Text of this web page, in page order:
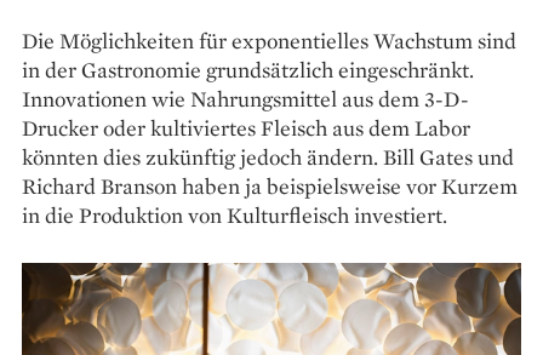
Die Möglichkeiten für exponentielles Wachstum sind
in der Gastronomie grundsätzlich eingeschränkt.
Innovationen wie Nahrungsmittel aus dem 3-D-
Drucker oder kultiviertes Fleisch aus dem Labor
könnten dies zukünftig jedoch ändern. Bill Gates und
Richard Branson haben ja beispielsweise vor Kurzem
in die Produktion von Kulturfleisch investiert.